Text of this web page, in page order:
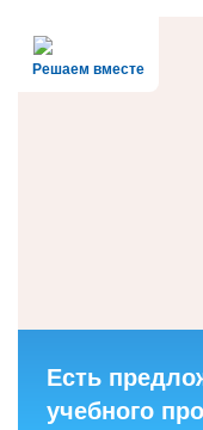
Решаем вместе
Есть
учебного